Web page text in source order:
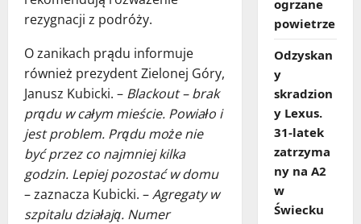
rezygnacji z podróży.
O zanikach prądu informuje
również prezydent Zielonej Góry,
Janusz Kubicki. – Blackout – brak
prądu w całym mieście. Powiało i
jest problem. Prądu może nie
być przez co najmniej kilka
godzin. Lepiej pozostać w domu
– zaznacza Kubicki. –Agregaty w
szpitalu działają. Numer
ogrzane
powietrze
Odzyskan
y
skradzion
y Lexus.
31‑latek
zatrzyma
ny na A2
w
Świecku